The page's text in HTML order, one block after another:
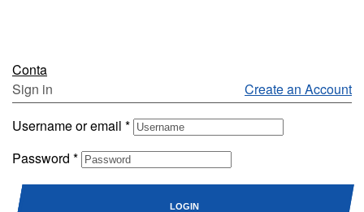
Conta
Sign in
Create an Account
Username or email *
Password *
LOGIN